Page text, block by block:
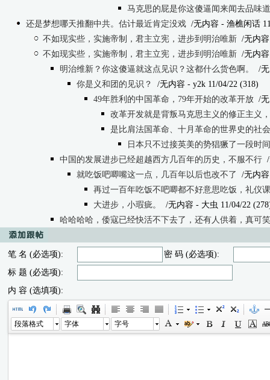
马克思的屁是你这傻逼闻来闻去品味
还是梦想哪天推翻中共。估计最近肯定没戏 /无内容 - 渔樵闲话
不如现实些，实施帝制，君主立宪，进步到明治唯新 /无内容
不如现实些，实施帝制，君主立宪，进步到明治唯新 /无内容
明治维新？你这傻逼就这点见识？这都什么货色啊。
/
你是义和团的见识？
/无内容 - y2k 11/04/22 (318)
49年胜利的中国革命，79年开始的改革开放 /
改革开发就是背叛马克思主义的修正主义
是比肩法国革命、十月革命的世界史的社
日本只不过接英美的势猖獗了一段时
中国的发展进步已经超越西方几百年的历史，不服不行
就吃饭吧唧嘴这一点，几百年以后也改不了
/无内容
再过一百年吃饭不吧唧都不好意思吃饭，礼仪
大进步，小瑕疵。
/无内容 - 大虫 11/04/22
哈哈哈哈，倭寇已经快活不下去了，还有人供着，真可笑
笔 名 (必选项):
密 码 (必选项):
标 题 (必选项):
内 容 (选填项):
段落格式 字体 字号